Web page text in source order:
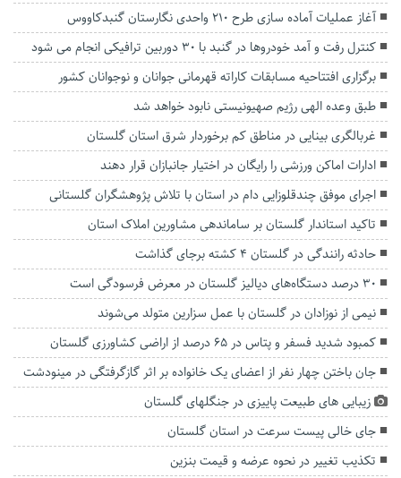
آغاز عملیات آماده سازی طرح ۲۱۰ واحدی نگارستان گنبدکاووس
کنترل رفت و آمد خودروها در گنبد با ۳۰ دوربین ترافیکی انجام می شود
برگزاری افتتاحیه مسابقات کاراته قهرمانی جوانان و نوجوانان کشور
طبق وعده الهی رژیم صهیونیستی نابود خواهد شد
غربالگری بینایی در مناطق کم برخوردار شرق استان گلستان
ادارات اماکن ورزشی را رایگان در اختیار جانبازان قرار دهند
اجرای موفق چندقلوزایی دام در استان با تلاش پژوهشگران گلستانی
تاکید استاندار گلستان بر ساماندهی مشاورین املاک استان
حادثه رانندگی در گلستان ۴ کشته برجای گذاشت
۳۰ درصد دستگاه‌های دیالیز گلستان در معرض فرسودگی است
نیمی از نوزادان در گلستان با عمل سزارین متولد می‌شوند
کمبود شدید فسفر و پتاس در ۶۵ درصد از اراضی کشاورزی گلستان
جان باختن چهار نفر از اعضای یک خانواده بر اثر گازگرفتگی در مینودشت
زیبایی های طبیعت پاییزی در جنگلهای گلستان
جای خالی پیست سرعت در استان گلستان
تکذیب تغییر در نحوه عرضه و قیمت بنزین